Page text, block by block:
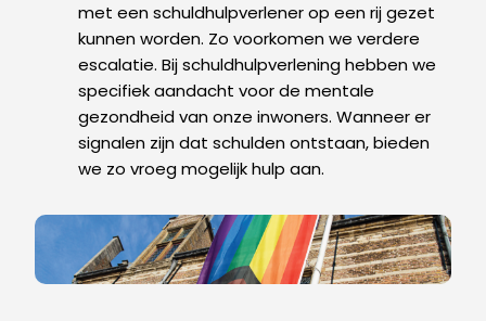
met een schuldhulpverlener op een rij gezet
kunnen worden. Zo voorkomen we verdere
escalatie. Bij schuldhulpverlening hebben we
specifiek aandacht voor de mentale
gezondheid van onze inwoners. Wanneer er
signalen zijn dat schulden ontstaan, bieden
we zo vroeg mogelijk hulp aan.